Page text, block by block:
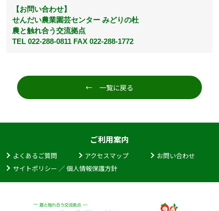
【お問い合わせ】
せんだい農業園芸センター みどりの杜
農と触れ合う交流拠点
TEL 022-288-0811 FAX 022-288-1772
← 一覧に戻る
ご利用案内
よくあるご質問 アクセスマップ
お問い合わせ
サイトポリシー ／ 個人情報保護方針